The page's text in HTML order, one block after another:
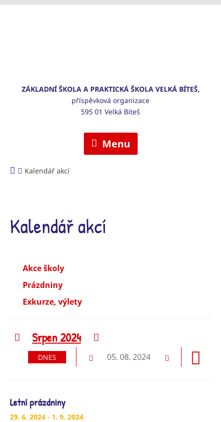
ZÁKLADNÍ ŠKOLA A PRAKTICKÁ ŠKOLA VELKÁ BÍTEŠ,
příspěvková organizace
595 01 Velká Bíteš
Menu
Kalendář akcí
Kalendář akcí
Akce školy
Prázdniny
Exkurze, výlety
Předchozí
Srpen 2024
DNES Předchozí
05. 08. 2024
Letní prázdniny
29. 6. 2024 - 1. 9. 2024